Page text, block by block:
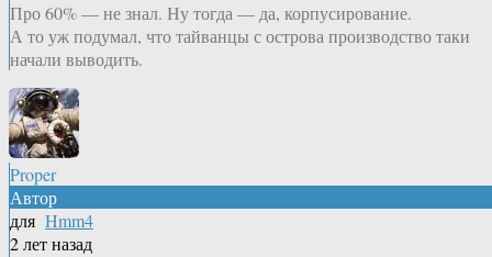
Про 60% — не знал. Ну тогда — да, корпусирование.
А то уж подумал, что тайванцы с острова производство таки
начали выводить.
Proper
Автор
для Hmm4
2 лет назад